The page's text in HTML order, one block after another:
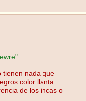
tienen nada que
color llanta
de los incas o